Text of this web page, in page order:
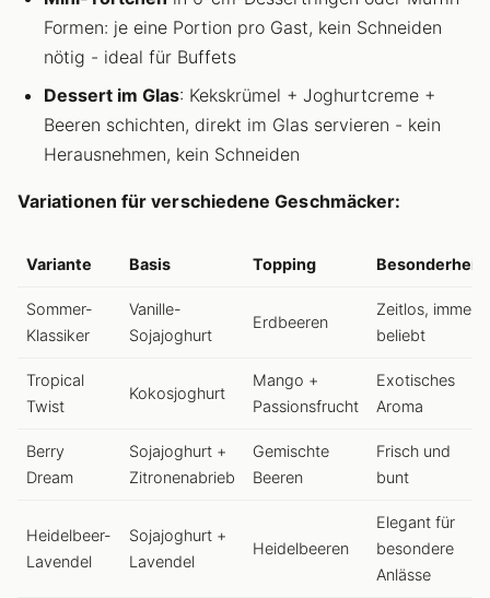
Formen: je eine Portion pro Gast, kein Schneiden
nötig - ideal für Buffets
Dessert im Glas: Kekskrümel + Joghurtcreme +
Beeren schichten, direkt im Glas servieren - kein
Herausnehmen, kein Schneiden
Variationen für verschiedene Geschmäcker:
Variante Basis Topping Besonderheit
Sommer-
Klassiker
Vanille-
Sojajoghurt
Erdbeeren
Zeitlos, immer
beliebt
Tropical
Twist
Kokosjoghurt
Mango +
Passionsfrucht
Exotisches
Aroma
Berry
Dream
Sojajoghurt +
Zitronenabrieb
Gemischte
Beeren
Frisch und
bunt
Heidelbeer-
Lavendel
Sojajoghurt +
Lavendel
Heidelbeeren
Elegant für
besondere
Anlässe